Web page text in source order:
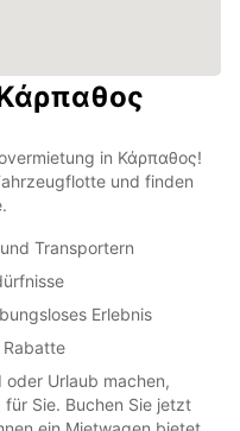
in Κάρπαθος!
und finden
Transportern
Erlebnis
Urlaub machen,
Sie. Buchen Sie jetzt